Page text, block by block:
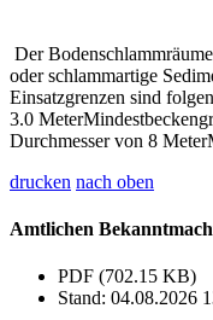
Der
oder schlammartige
Einsatzgrenzen sind
3.0
Durchmesser von 8
drucken nach oben
Amtlichen
PDF (702.15 KB)
Stand: 04.08.2026